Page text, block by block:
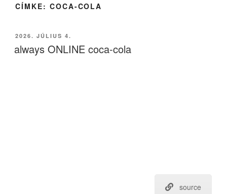
CÍMKE: COCA-COLA
BEKÜLDVE:
2026. JÚLIUS 4.
always ONLINE coca-cola
source